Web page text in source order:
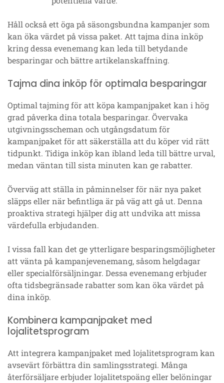
Håll också ett öga på säsongsbundna kampanjer som
kan öka värdet på vissa paket. Att tajma dina inköp
kring dessa evenemang kan leda till betydande
besparingar och bättre artikelanskaffning.
Tajma dina inköp för optimala besparingar
Optimal tajming för att köpa kampanjpaket kan i hög
grad påverka dina totala besparingar. Övervaka
utgivningsscheman och utgångsdatum för
kampanjpaket för att säkerställa att du köper vid rätt
tidpunkt. Tidiga inköp kan ibland leda till bättre urval,
medan väntan till sista minuten kan ge rabatter.
Överväg att ställa in påminnelser för när nya paket
släpps eller när befintliga är på väg att gå ut. Denna
proaktiva strategi hjälper dig att undvika att missa
värdefulla erbjudanden.
I vissa fall kan det ge ytterligare besparingsmöjligheter
att vänta på kampanjevenemang, såsom helgdagar
eller specialförsäljningar. Dessa evenemang erbjuder
ofta tidsbegränsade rabatter som kan öka värdet på
dina inköp.
Kombinera kampanjpaket med
lojalitetsprogram
Att integrera kampanjpaket med lojalitetsprogram kan
avsevärt förbättra din samlingsstrategi. Många
återförsäljare erbjuder lojalitetspoäng eller belöningar